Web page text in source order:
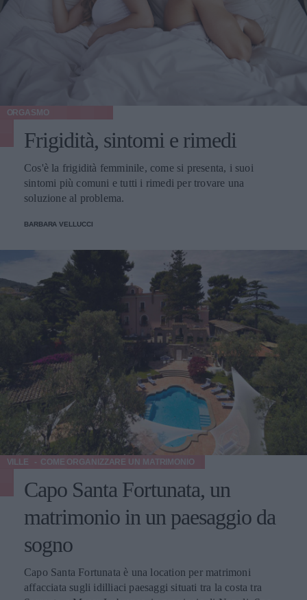
ORGASMO
Frigidità, sintomi e rimedi
Cos'è la frigidità femminile, come si presenta, i suoi
sintomi più comuni e tutti i rimedi per trovare una
soluzione al problema.
BARBARA VELLUCCI
VILLE COME ORGANIZZARE UN MATRIMONIO
Capo Santa Fortunata, un
matrimonio in un paesaggio da
sogno
Capo Santa Fortunata è una location per matrimoni
affacciata sugli idilliaci paesaggi situati tra la costa tra